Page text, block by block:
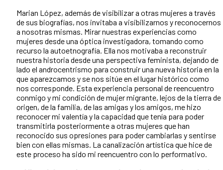
Marian López, además de visibilizar a otras mujeres a través
de sus biografías, nos invitaba a visibilizarnos y reconocernos
a nosotras mismas. Mirar nuestras experiencias como
mujeres desde una óptica investigadora, tomando como
recurso la autoetnografía. Ella nos motivaba a reconstruir
nuestra historia desde una perspectiva feminista, dejando de
lado el androcentrismo para construir una nueva historia en la
que aparezcamos y se nos sitúe en el lugar histórico como
nos corresponde. Esta experiencia personal de reencuentro
conmigo y mi condición de mujer migrante, lejos de la tierra de
origen, de la familia, de las amigas y los amigos, me hizo
reconocer mi valentía y la capacidad que tenía para poder
transmitirla posteriormente a otras mujeres que han
reconocido sus opresiones para poder cambiarlas y sentirse
bien con ellas mismas. La canalización artística que hice de
este proceso ha sido mi reencuentro con lo performativo.